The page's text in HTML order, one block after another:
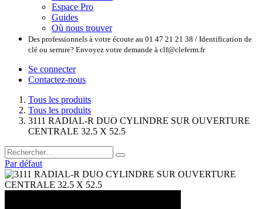
Espace Pro
Guides
Où nous trouver
Des professionnels à votre écoute au 01 47 21 21 38 / Identification de
clé ou serrure? Envoyez votre demande à clf@cleferm.fr
Se connecter
Contactez-nous
Tous les produits
Tous les produits
3111 RADIAL-R DUO CYLINDRE SUR OUVERTURE
CENTRALE 32.5 X 52.5
Par défaut